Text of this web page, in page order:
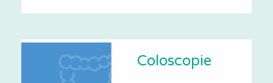
Coloscopie